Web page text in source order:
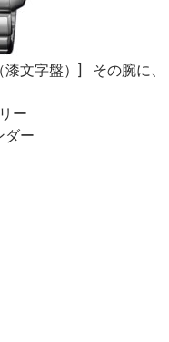
文字盤）] その腕に、
ー
ダー